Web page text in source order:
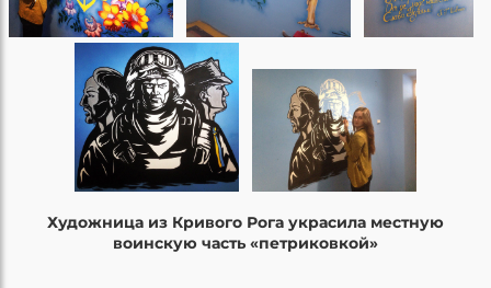
Художница из Кривого Рога украсила местную
воинскую часть «петриковкой»